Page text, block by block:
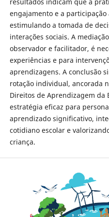
engajamento e a participação
estimulando a tomada de
interações sociais. A
observador e facilitador, é
experiências e para
aprendizagens. A conclusão
rotação individual, ancorada
Direitos de Aprendizagem da
estratégia eficaz para
aprendizado significativo,
cotidiano escolar e
criança.